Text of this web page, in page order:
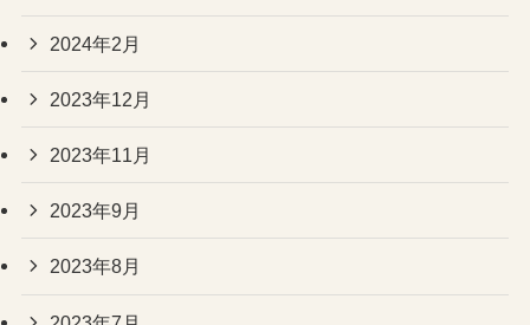
2024年2月
2023年12月
2023年11月
2023年9月
2023年8月